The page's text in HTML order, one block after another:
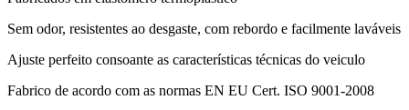
Sem odor, resistentes ao desgaste, com rebordo e facilmente laváveis
Ajuste perfeito consoante as características técnicas do veiculo
Fabrico de acordo com as normas EN EU Cert. ISO 9001-2008